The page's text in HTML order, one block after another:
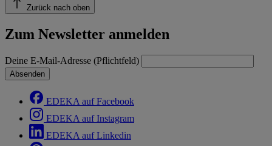
Zurück nach oben
Zum Newsletter anmelden
Deine E-Mail-Adresse (Pflichtfeld)
Absenden
EDEKA auf Facebook
EDEKA auf Instagram
EDEKA auf Linkedin